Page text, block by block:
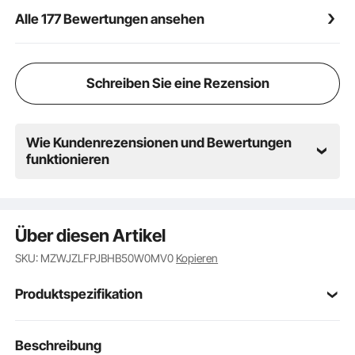
organisieren oder Bücher, Zeitschriften und Spielzeug
Organizer die perfekte Ergänzung für jeden Raum.
Alle 177 Bewertungen ansehen
Schreiben Sie eine Rezension
Wie Kundenrezensionen und Bewertungen
funktionieren
Über diesen Artikel
SKU: MZWJZLFPJBHB50W0MV0 Kopieren
Produktspezifikation
Artikelmodellnum
mer
Beschreibung